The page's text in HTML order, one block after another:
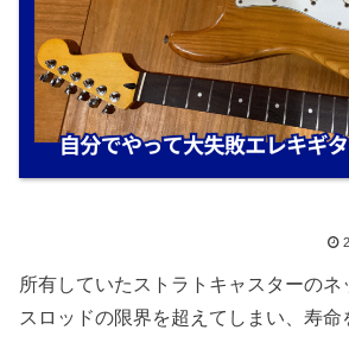
所有していたストラトキャスターのネ
スロッドの限界を超えてしまい、寿命